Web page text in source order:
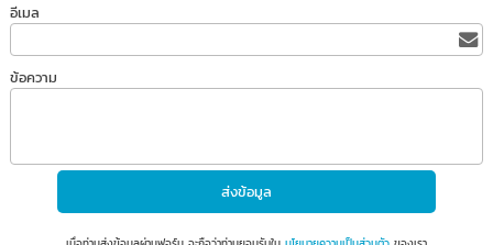
อีเมล
ข้อความ